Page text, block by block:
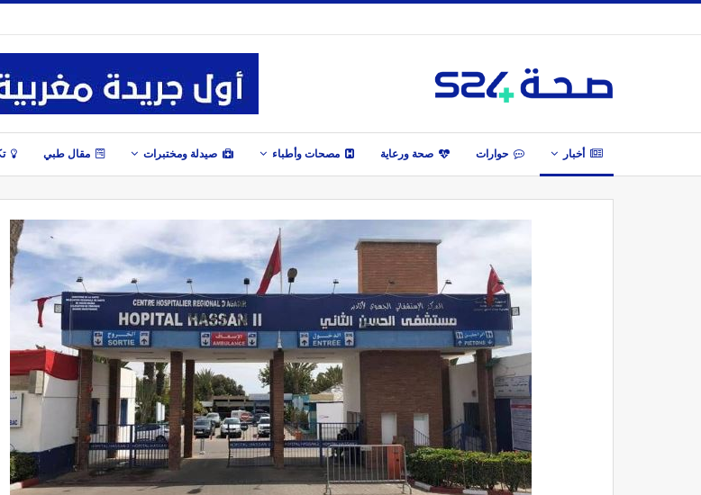
أخبار حوارات صحة ورعاية مصحات وأطباء صيدلة ومختبرات مقال طبي